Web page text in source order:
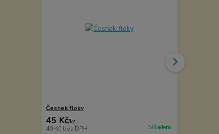
Česnek floky
45 Kč/ks
40 Kč bez DPH Skladem